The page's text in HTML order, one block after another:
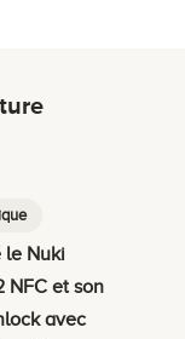
le Nuki
NFC et son
avec